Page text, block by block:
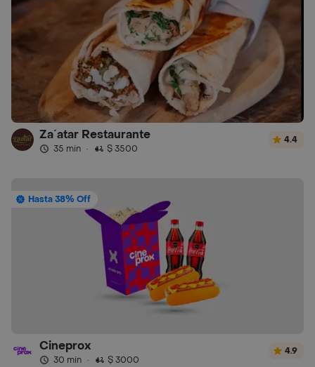
Za´atar Restaurante
35 min · $ 3500
4.4
Hasta 38% Off
Cineprox
30 min · $ 3000
4.9